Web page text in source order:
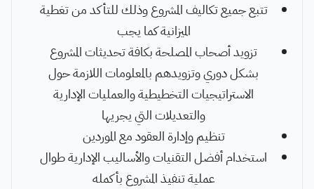
تتبع جميع تكاليف المشروع وذلك للتأكد من تغطية
الميزانية كما يجب
تزويد أصحاب المصلحة بكافة تحديثات المشروع
بشكل دوري وتزويدهم بالمعلومات اللازمة حول
الاستراتيجيات التخطيطية والعمليات الإدارية
والتعديلات التي يجريها
تنظيم وإدارة العقود مع الموردين
استخدام أفضل التقنيات والأساليب الإدارية طوال
عملية تنفيذ المشروع بأكمله